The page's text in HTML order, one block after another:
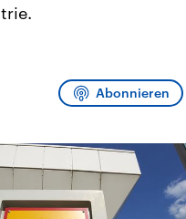
Anhalt
am 6.
Koalition aus
den Parteien
anstehenden
den
mit großem
aktuelle
Programm Podcasts
Abonnieren